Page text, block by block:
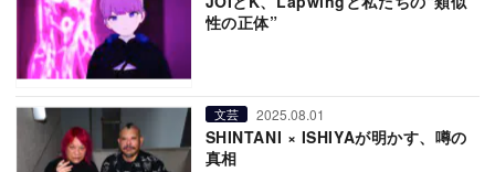
性の正体”
文芸 2025.08.01
SHINTANI × ISHIYAが明かす、噂の
真相